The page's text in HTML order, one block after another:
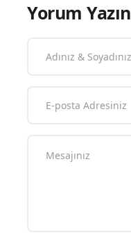
Yorum Yazın